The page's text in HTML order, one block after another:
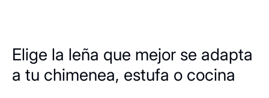
Elige la leña que mejor se adapta
a tu chimenea, estufa o cocina